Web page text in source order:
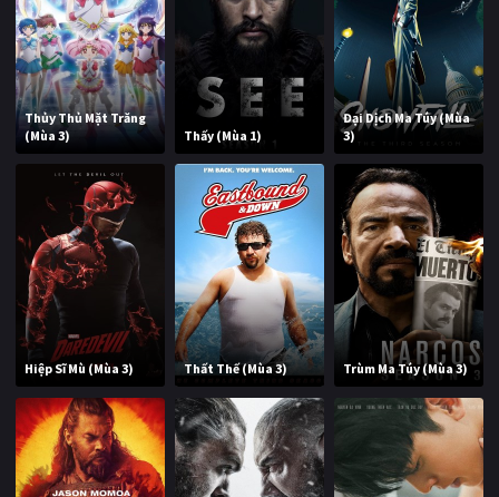
Thủy Thủ Mặt Trăng
(Mùa 3)
Thấy (Mùa 1)
Đại Dịch Ma Túy (Mùa
3)
Hiệp Sĩ Mù (Mùa 3) Thất Thế (Mùa 3) Trùm Ma Túy (Mùa 3)